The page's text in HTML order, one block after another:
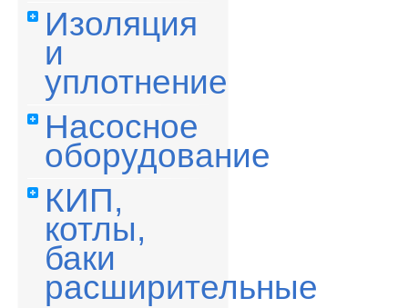
Изоляция
и
уплотнение
Насосное
оборудование
КИП,
котлы,
баки
расширительные